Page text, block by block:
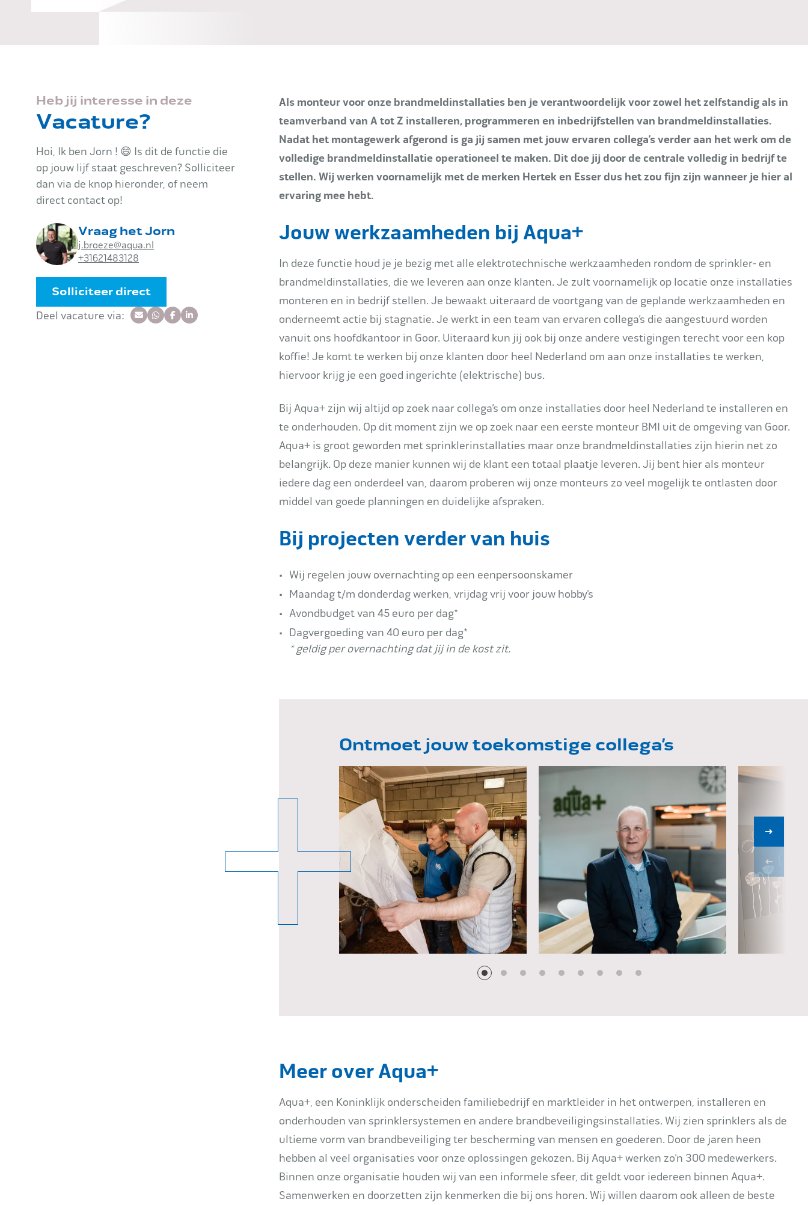
Heb jij interesse in deze
Vacature?
Hoi, Ik ben Jorn ! 😄 Is dit de functie die
op jouw lijf staat geschreven? Solliciteer
dan via de knop hieronder, of neem
direct contact op!
Vraag het Jorn
j.broeze@aqua.nl
+31621483128
Solliciteer direct
Deel vacature via:
Als monteur voor onze brandmeldinstallaties ben je verantwoordelijk voor zowel het zelfstandig als in
teamverband van A tot Z installeren, programmeren en inbedrijfstellen van brandmeldinstallaties.
Nadat het montagewerk afgerond is ga jij samen met jouw ervaren collega’s verder aan het werk om de
volledige brandmeldinstallatie operationeel te maken. Dit doe jij door de centrale volledig in bedrijf te
stellen. Wij werken voornamelijk met de merken Hertek en Esser dus het zou fijn zijn wanneer je hier al
ervaring mee hebt.
Jouw werkzaamheden bij Aqua+
In deze functie houd je je bezig met alle elektrotechnische werkzaamheden rondom de sprinkler- en
brandmeldinstallaties, die we leveren aan onze klanten. Je zult voornamelijk op locatie onze installaties
monteren en in bedrijf stellen. Je bewaakt uiteraard de voortgang van de geplande werkzaamheden en
onderneemt actie bij stagnatie. Je werkt in een team van ervaren collega’s die aangestuurd worden
vanuit ons hoofdkantoor in Goor. Uiteraard kun jij ook bij onze andere vestigingen terecht voor een kop
koffie! Je komt te werken bij onze klanten door heel Nederland om aan onze installaties te werken,
hiervoor krijg je een goed ingerichte (elektrische) bus.
Bij Aqua+ zijn wij altijd op zoek naar collega’s om onze installaties door heel Nederland te installeren en
te onderhouden. Op dit moment zijn we op zoek naar een eerste monteur BMI uit de omgeving van Goor.
Aqua+ is groot geworden met sprinklerinstallaties maar onze brandmeldinstallaties zijn hierin net zo
belangrijk. Op deze manier kunnen wij de klant een totaal plaatje leveren. Jij bent hier als monteur
iedere dag een onderdeel van, daarom proberen wij onze monteurs zo veel mogelijk te ontlasten door
middel van goede planningen en duidelijke afspraken.
Bij projecten verder van huis
Wij regelen jouw overnachting op een eenpersoonskamer
Maandag t/m donderdag werken, vrijdag vrij voor jouw hobby’s
Avondbudget van 45 euro per dag*
Dagvergoeding van 40 euro per dag*
* geldig per overnachting dat jij in de kost zit.
Ontmoet jouw toekomstige collega’s
Davy Mennen Jan Braakman
Meer over Aqua+
Aqua+, een Koninklijk onderscheiden familiebedrijf en marktleider in het ontwerpen, installeren en
onderhouden van sprinklersystemen en andere brandbeveiligingsinstallaties. Wij zien sprinklers als de
ultieme vorm van brandbeveiliging ter bescherming van mensen en goederen. Door de jaren heen
hebben al veel organisaties voor onze oplossingen gekozen. Bij Aqua+ werken zo’n 300 medewerkers.
Binnen onze organisatie houden wij van een informele sfeer, dit geldt voor iedereen binnen Aqua+.
Samenwerken en doorzetten zijn kenmerken die bij ons horen. Wij willen daarom ook alleen de beste